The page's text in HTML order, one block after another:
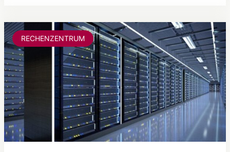
RECHENZENTRUM